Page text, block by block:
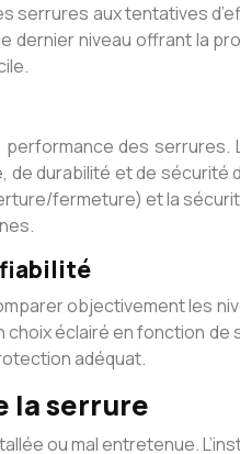
serrures aux tentatives
niveau offrant la
des serrures.
durabilité et de
fermeture) et la
fiabilité
objectivement les
éclairé en fonction
adéquat.
la serrure
ou mal entretenue.